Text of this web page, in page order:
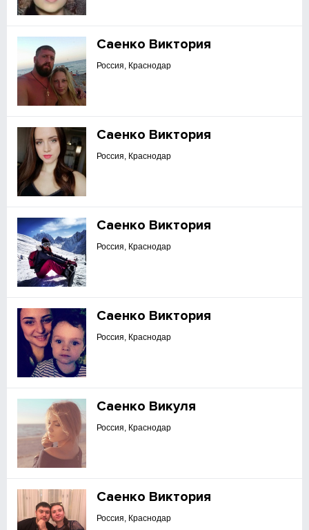
Саенко Виктория
Россия, Краснодар
Саенко Виктория
Россия, Краснодар
Саенко Виктория
Россия, Краснодар
Саенко Виктория
Россия, Краснодар
Саенко Викуля
Россия, Краснодар
Саенко Виктория
Россия, Краснодар